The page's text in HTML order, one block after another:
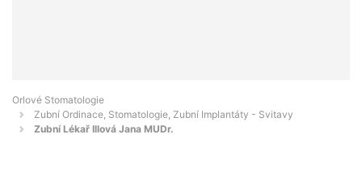
Orlové Stomatologie
Zubní Ordinace, Stomatologie, Zubní Implantáty - Svitavy
Zubní Lékař Illová Jana MUDr.